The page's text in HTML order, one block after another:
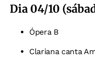
Dia 04/10
Ópera B
Clariana canta